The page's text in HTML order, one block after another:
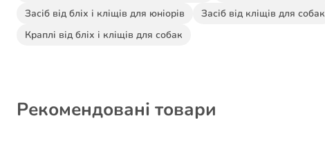
Засіб від бліх і кліщів для юніорів
Засіб від кліщів для собак
Краплі від бліх і кліщів для собак
Рекомендовані товари